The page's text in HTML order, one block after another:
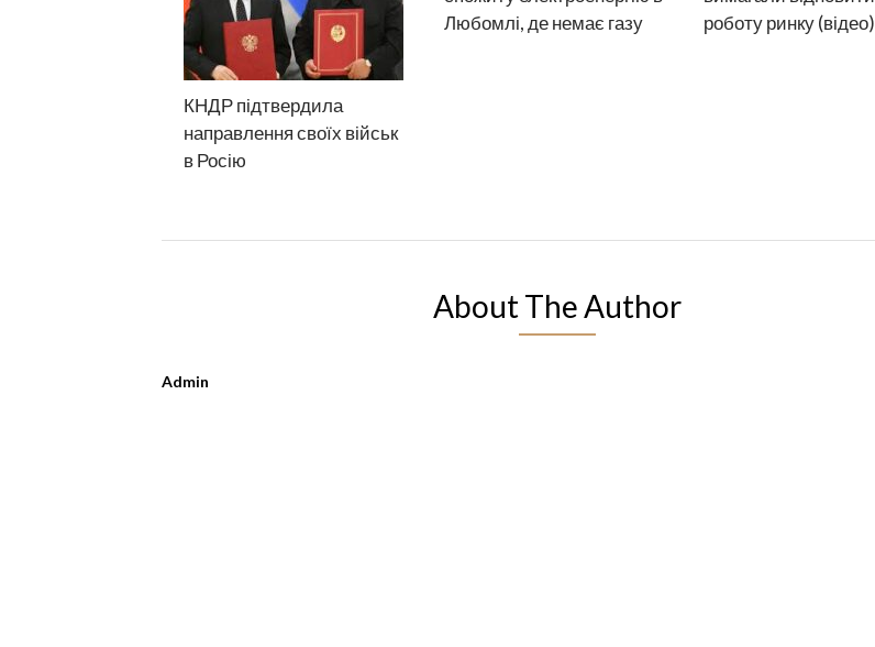
КНДР підтвердила
направлення своїх військ
в Росію
Любомлі, де немає газу
роботу ринку (відео)
About The Author
Admin